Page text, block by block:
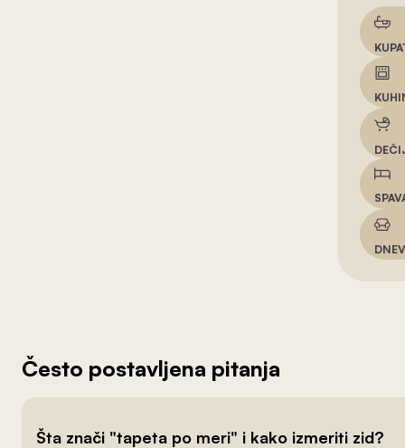
Često postavljena pitanja
Šta znači "tapeta po meri" i kako izmeriti zid?